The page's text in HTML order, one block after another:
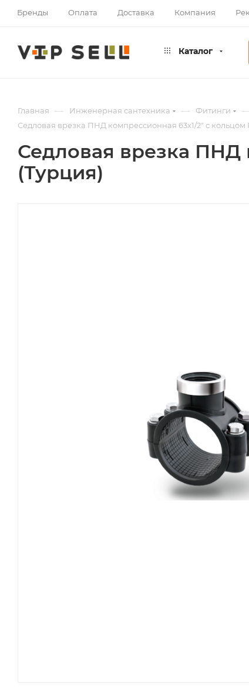
Бренды Оплата Доставка Компания
Каталог
Главная — Инженерная сантехника — Фитинги
Седловая врезка ПНД компрессионная 63х1/2" с кольцом
Седловая врезка ПНД
(Турция)